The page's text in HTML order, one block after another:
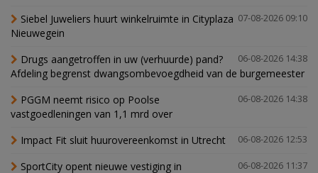
07-08-2026 09:10
Siebel Juweliers huurt winkelruimte in Cityplaza
Nieuwegein
06-08-2026 14:38
Drugs aangetroffen in uw (verhuurde) pand?
Afdeling begrenst dwangsombevoegdheid van de burgemeester
06-08-2026 14:38
PGGM neemt risico op Poolse
vastgoedleningen van 1,1 mrd over
06-08-2026 12:53
Impact Fit sluit huurovereenkomst in Utrecht
06-08-2026 11:37
SportCity opent nieuwe vestiging in